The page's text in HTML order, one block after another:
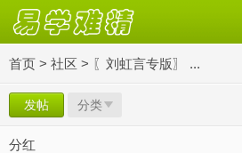
首页 > 社区 > 〖刘虹言专版〗 ...
发帖 分类
分红